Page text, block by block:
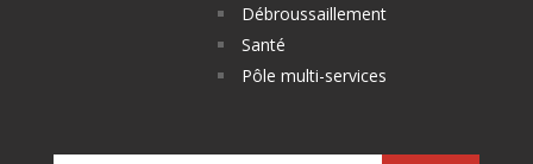
Débroussaillement
Santé
Pôle multi-services